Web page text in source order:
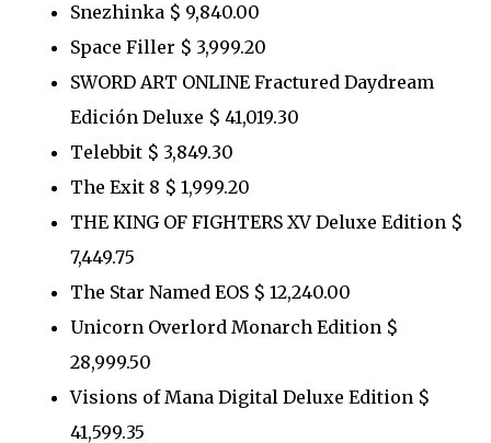
Snezhinka $ 9,840.00
Space Filler $ 3,999.20
SWORD ART ONLINE Fractured Daydream
Edición Deluxe $ 41,019.30
Telebbit $ 3,849.30
The Exit 8 $ 1,999.20
THE KING OF FIGHTERS XV Deluxe Edition $
7,449.75
The Star Named EOS $ 12,240.00
Unicorn Overlord Monarch Edition $
28,999.50
Visions of Mana Digital Deluxe Edition $
41,599.35